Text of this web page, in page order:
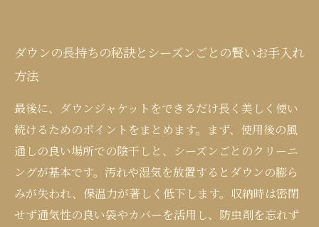
ダウンの長持ちの秘訣とシーズンごとの賢いお手入れ
方法
最後に、ダウンジャケットをできるだけ長く美しく使い
続けるためのポイントをまとめます。まず、使用後の風
通しの良い場所での陰干しと、シーズンごとのクリーニ
ングが基本です。汚れや湿気を放置するとダウンの膨ら
みが失われ、保温力が著しく低下します。収納時は密閉
せず通気性の良い袋やカバーを活用し、防虫剤を忘れず